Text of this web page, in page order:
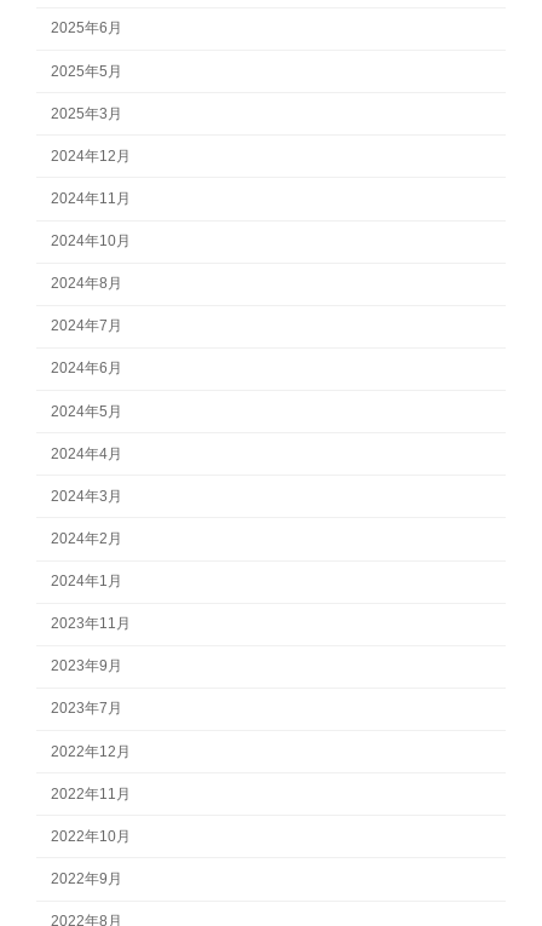
2025年6月
2025年5月
2025年3月
2024年12月
2024年11月
2024年10月
2024年8月
2024年7月
2024年6月
2024年5月
2024年4月
2024年3月
2024年2月
2024年1月
2023年11月
2023年9月
2023年7月
2022年12月
2022年11月
2022年10月
2022年9月
2022年8月